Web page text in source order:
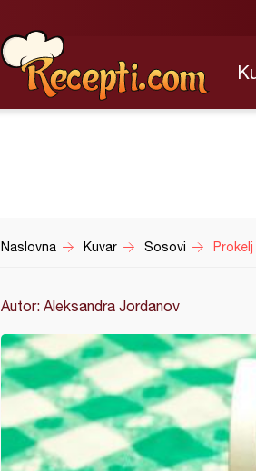
Naslovna Kuvar Sosovi
Autor: Aleksandra Jordanov